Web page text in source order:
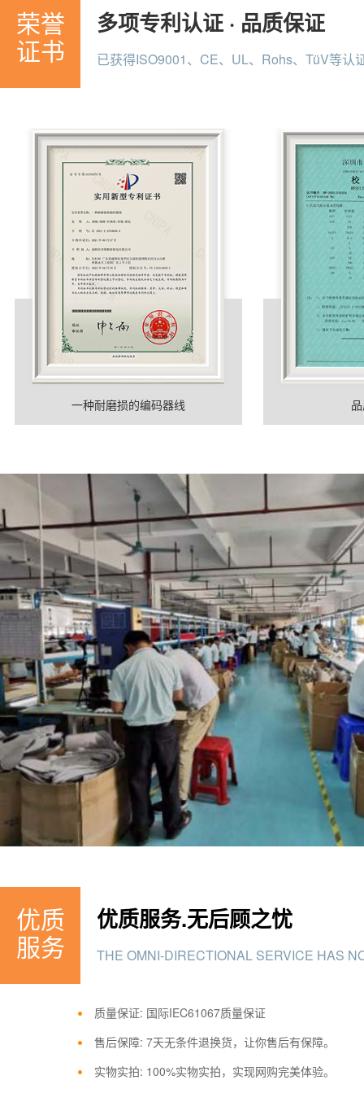
荣誉
证书
多项专利认证 · 品质保证
已获得ISO9001、CE、UL、Rohs、TüV等认
一种耐磨损的编码器线 品
优质
服务
优质服务.无后顾之忧
THE OMNI-DIRECTIONAL SERVICE HAS
质量保证: 国际IEC61067质量保证
售后保障: 7天无条件退换货，让你售后有保障。
实物实拍: 100%实物实拍，实现网购完美体验。